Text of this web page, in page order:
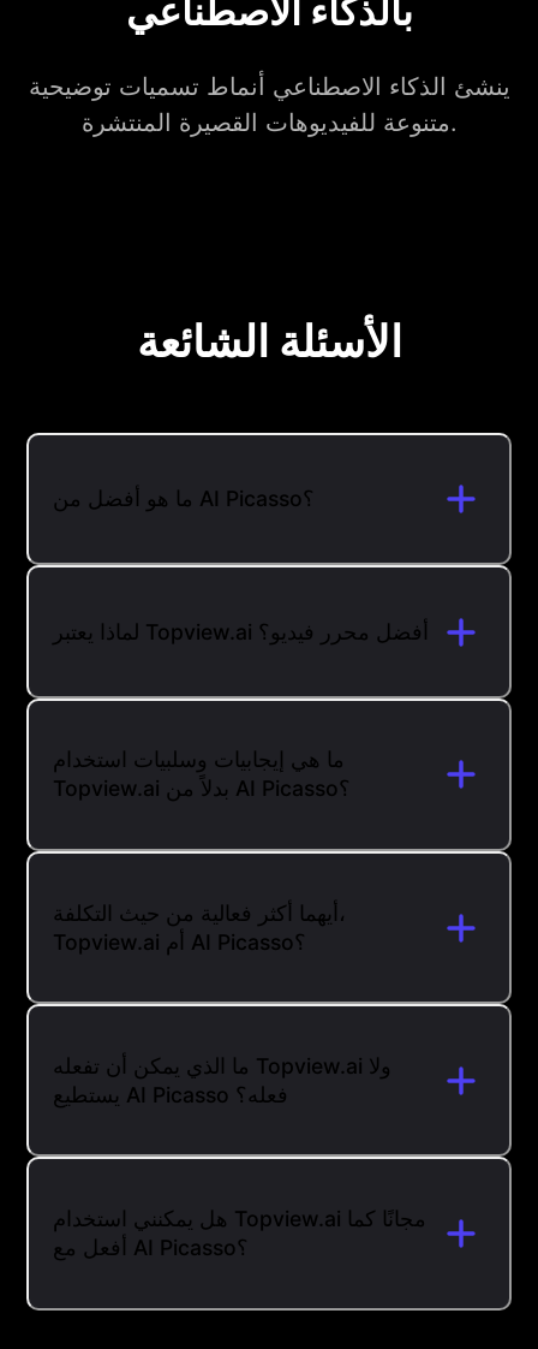
بالذكاء الاصطناعي
ينشئ الذكاء الاصطناعي أنماط تسميات توضيحية
متنوعة للفيديوهات القصيرة المنتشرة.
الأسئلة الشائعة
ما هو أفضل من AI Picasso؟
لماذا يعتبر Topview.ai أفضل محرر فيديو؟
ما هي إيجابيات وسلبيات استخدام
Topview.ai بدلاً من AI Picasso؟
أيهما أكثر فعالية من حيث التكلفة،
Topview.ai أم AI Picasso؟
ما الذي يمكن أن تفعله Topview.ai ولا
يستطيع AI Picasso فعله؟
هل يمكنني استخدام Topview.ai مجانًا كما
أفعل مع AI Picasso؟